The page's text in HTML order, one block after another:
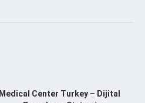
Medical Center Turkey – Dijital